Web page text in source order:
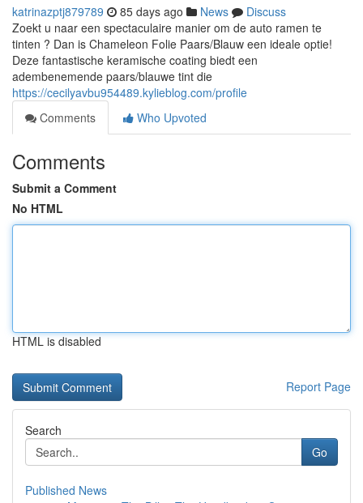
katrinazptj879789 85 days ago News
Discuss
Zoekt u naar een spectaculaire manier om de auto ramen te
tinten ? Dan is Chameleon Folie Paars/Blauw een ideale optie!
Deze fantastische keramische coating biedt een
adembenemende paars/blauwe tint die
https://cecilyavbu954489.kylieblog.com/profile
Comments
Who Upvoted
Comments
Submit a Comment
No HTML
HTML is disabled
Report Page
Search
Go
Published News